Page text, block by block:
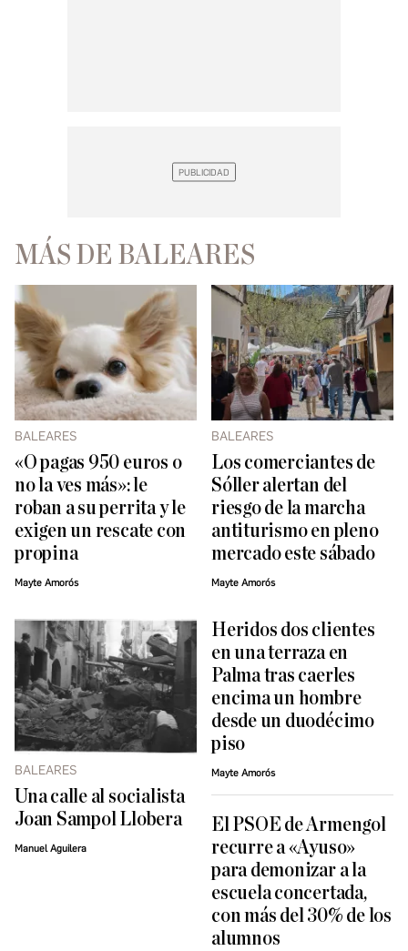
MÁS DE BALEARES
BALEARES
«O pagas 950 euros o
no la ves más»: le
roban a su perrita y le
exigen un rescate con
propina
Mayte Amorós
BALEARES
Los comerciantes de
Sóller alertan del
riesgo de la marcha
antiturismo en pleno
mercado este sábado
Mayte Amorós
BALEARES
Una calle al socialista
Joan Sampol Llobera
Manuel Aguilera
Heridos dos clientes
en una terraza en
Palma tras caerles
encima un hombre
desde un duodécimo
piso
Mayte Amorós
El PSOE de Armengol
recurre a «Ayuso»
para demonizar a la
escuela concertada,
con más del 30% de los
alumnos